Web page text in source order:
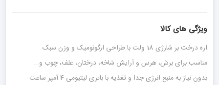
ویژگی های کالا
اره درخت بر شارژی 18 ولت با طراحی ارگونومیک و وزن سبک
مناسب برای برش، هرس و آرایش شاخه، درختان، علف، چوب و...
بدون نیاز به منبع انرژی جدا و تغذیه با باتری لیتیومی 4 آمپر ساعت